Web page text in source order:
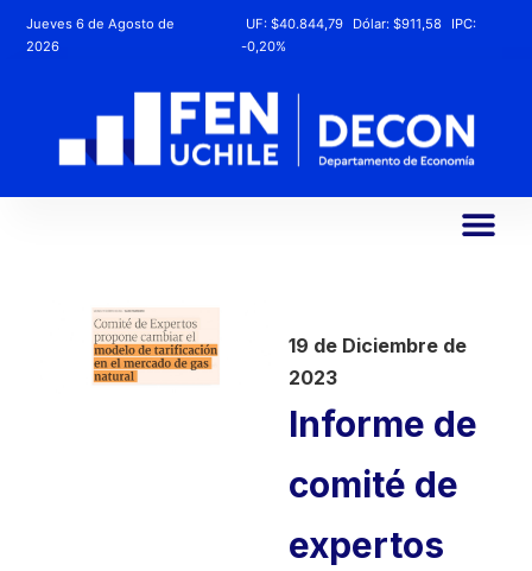
Jueves 6 de Agosto de
2026
UF:$40.844,79 Dólar:$911,58
IPC:
-0,20%
19 de Diciembre de
2023
Informe de
comité de
expertos